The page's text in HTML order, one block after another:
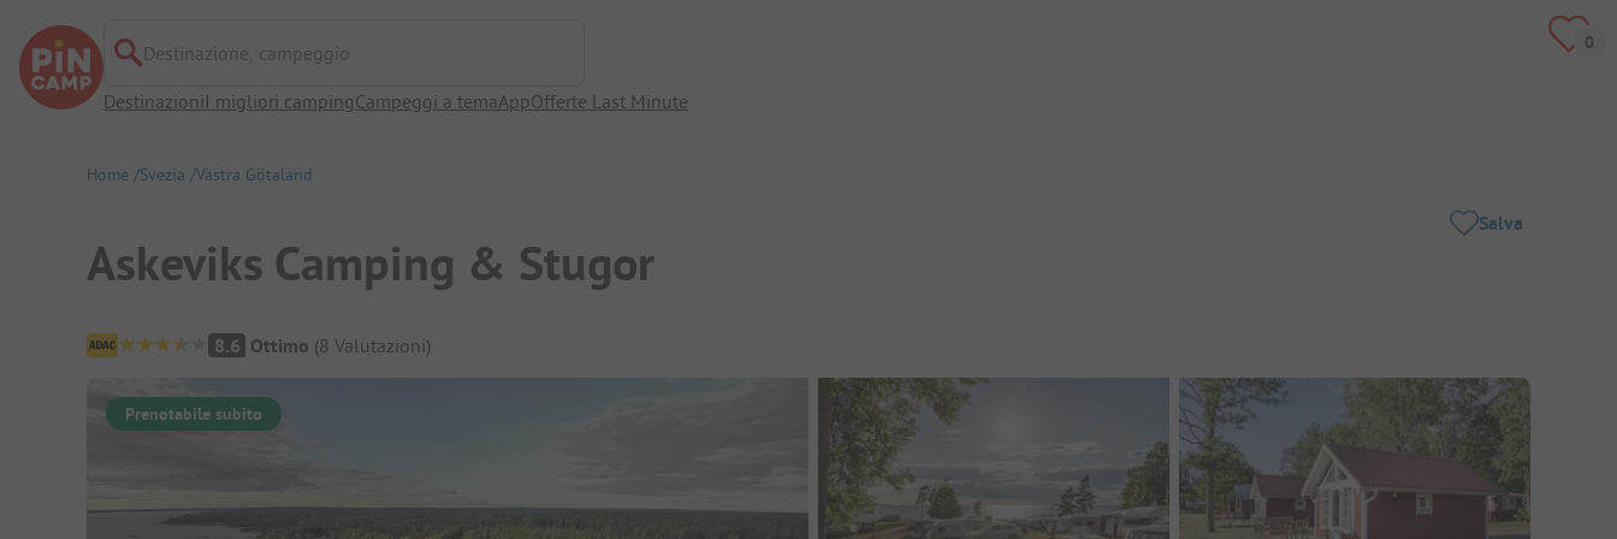
Destinazione, campeggio
DestinazioniI migliori campingCampeggi a temaAppOfferte Last Minute
Home Svezia Västra Götaland
Askeviks Camping & Stugor
Salva
Panoramica del campeggio
8.6 Ottimo (8 Valutazioni)
Prenotabile subito